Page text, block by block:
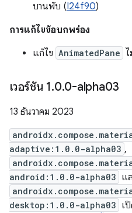
บานพับ (I24f90)
การแก้ไขข้อบกพร่อง
แก้ไข AnimatedPane
เวอร์ชัน 1.0.0-alpha03
13 ธันวาคม 2023
adaptive:1.0.0-alpha03 ,
android:1.0.0-alpha03 แ
desktop:1.0.0-alpha03 เ